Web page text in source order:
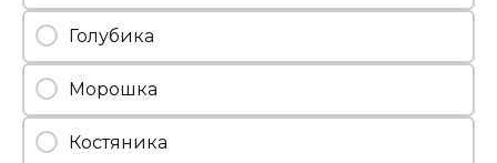
Голубика
Морошка
Костяника